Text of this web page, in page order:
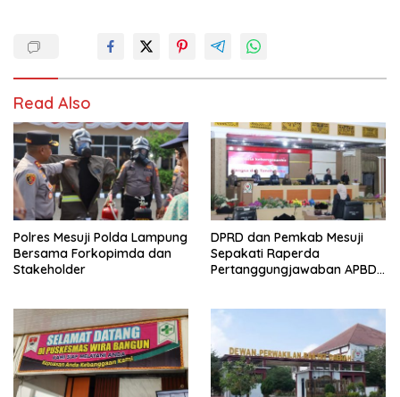
Read Also
Polres Mesuji Polda Lampung
Bersama Forkopimda dan
Stakeholder
DPRD dan Pemkab Mesuji
Sepakati Raperda
Pertanggungjawaban APBD